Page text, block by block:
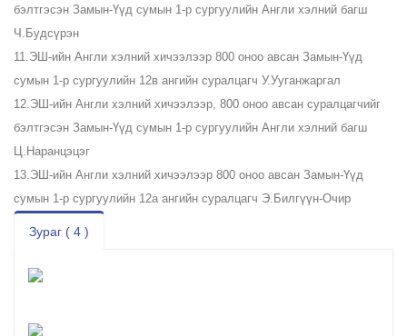
бэлтгэсэн Замын-Үүд сумын 1-р сургуулийн Англи хэлний багш
Ч.Будсүрэн
11.ЭШ-ийн Англи хэлний хичээлээр 800 оноо авсан Замын-Үүд
сумын 1-р сургуулийн 12в ангийн суралцагч У.Ууганжаргал
12.ЭШ-ийн Англи хэлний хичээлээр, 800 оноо авсан суралцагчийг
бэлтгэсэн Замын-Үүд сумын 1-р сургуулийн Англи хэлний багш
Ц.Наранцэцэг
13.ЭШ-ийн Англи хэлний хичээлээр 800 оноо авсан Замын-Үүд
сумын 1-р сургуулийн 12а ангийн суралцагч Э.Билгүүн-Очир
Зураг ( 4 )